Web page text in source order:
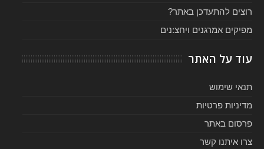
רוצים להתעדכן באתר?
מפיקים אמרגנים ויחצ:נים
עוד על האתר
תנאי שימוש
מדיניות פרטיות
פרסום באתר
צרו איתנו קשר